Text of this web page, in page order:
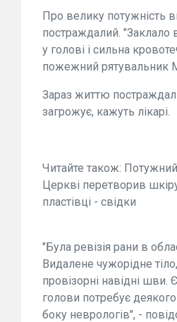
Про велику потужність
постраждалий. "Заклало
у голові і сильна
пожежний рятувальник
Зараз життю
загрожує, кажуть лікарі.
Читайте також: Потужний
Церкві перетворив
пластівці - свідки
"Була ревізія рани в
Видалене чужорідне
провізорні навідні шви.
голови потребує
боку неврологів", -